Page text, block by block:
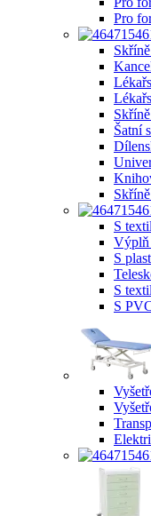
Pro
Šatní
S
Výplň
S
S
S